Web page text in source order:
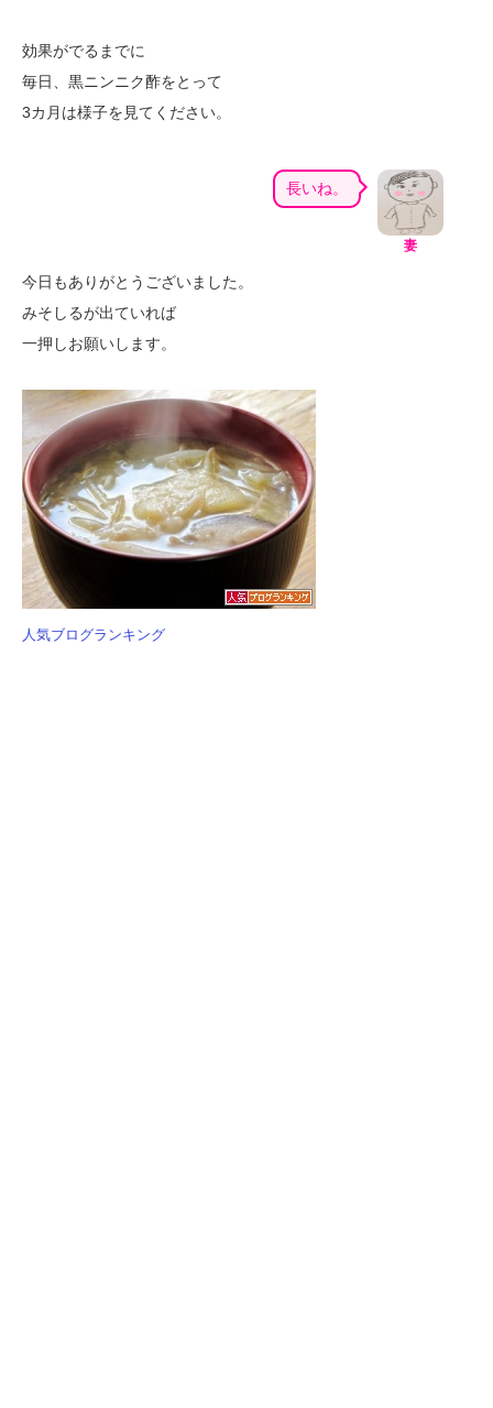
効果がでるまでに
毎日、黒ニンニク酢をとって
3カ月は様子を見てください。
妻
長いね。
今日もありがとうございました。
みそしるが出ていれば
一押しお願いします。
人気ブログランキング